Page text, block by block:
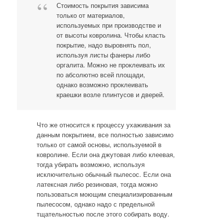
Стоимость покрытия зависима
только от материалов,
используемых при производстве и
от высоты ковролина. Чтобы класть
покрытие, надо выровнять пол,
используя листы фанеры либо
оргалита. Можно не проклеивать их
по абсолютно всей площади,
однако возможно проклеивать
краешки возле плинтусов и дверей.
Что же относится к процессу ухаживания за
данным покрытием, все полностью зависимо
только от самой основы, используемой в
ковролине. Если она джутовая либо клеевая,
тогда убирать возможно, используя
исключительно обычный пылесос. Если она
латексная либо резиновая, тогда можно
пользоваться моющим специализированным
пылесосом, однако надо с предельной
тщательностью после этого собирать воду.